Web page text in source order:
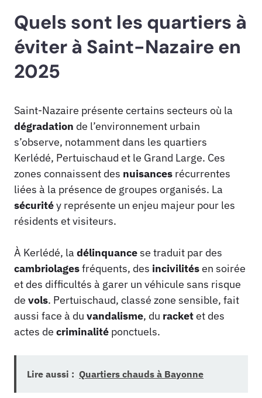
Quels sont les quartiers à
éviter à Saint-Nazaire en
2025
Saint-Nazaire présente certains secteurs où la
dégradation de l’environnement urbain
s’observe, notamment dans les quartiers
Kerlédé, Pertuischaud et le Grand Large. Ces
zones connaissent des nuisances récurrentes
liées à la présence de groupes organisés. La
sécuritéy représente un enjeu majeur pour les
résidents et visiteurs.
À Kerlédé, la délinquancese traduit par des
cambriolagesfréquents, des incivilitésen soirée
et des difficultés à garer un véhicule sans risque
de vols. Pertuischaud, classé zone sensible, fait
aussi face à du vandalisme, du racketet des
actes de criminalité ponctuels.
Lire aussi : Quartiers chauds à Bayonne